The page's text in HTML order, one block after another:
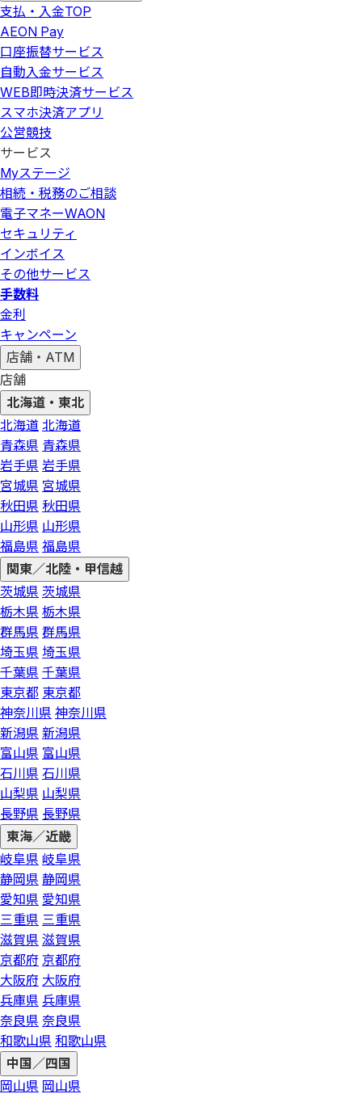
支払・入金TOP
AEON Pay
口座振替サービス
自動入金サービス
WEB即時決済サービス
スマホ決済アプリ
公営競技
サービス
Myステージ
相続・税務のご相談
電子マネーWAON
セキュリティ
インボイス
その他サービス
手数料
金利
キャンペーン
店舗・ATM
店舗
北海道・東北
北海道 北海道
青森県 青森県
岩手県 岩手県
宮城県 宮城県
秋田県 秋田県
山形県 山形県
福島県 福島県
関東／北陸・甲信越
茨城県 茨城県
栃木県 栃木県
群馬県 群馬県
埼玉県 埼玉県
千葉県 千葉県
東京都 東京都
神奈川県 神奈川県
新潟県 新潟県
富山県 富山県
石川県 石川県
山梨県 山梨県
長野県 長野県
東海／近畿
岐阜県 岐阜県
静岡県 静岡県
愛知県 愛知県
三重県 三重県
滋賀県 滋賀県
京都府 京都府
大阪府 大阪府
兵庫県 兵庫県
奈良県 奈良県
和歌山県 和歌山県
中国／四国
岡山県 岡山県